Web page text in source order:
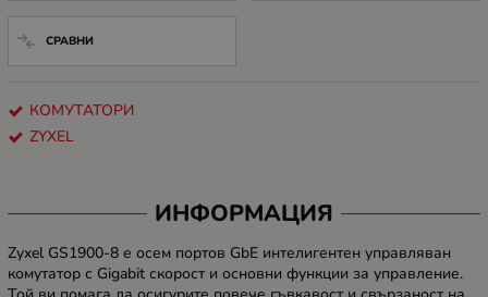
СРАВНИ
КОМУТАТОРИ
ZYXEL
ИНФОРМАЦИЯ
Zyxel GS1900-8 е осем портов GbE интелигентен управляван
комутатор с Gigabit скорост и основни функции за управление.